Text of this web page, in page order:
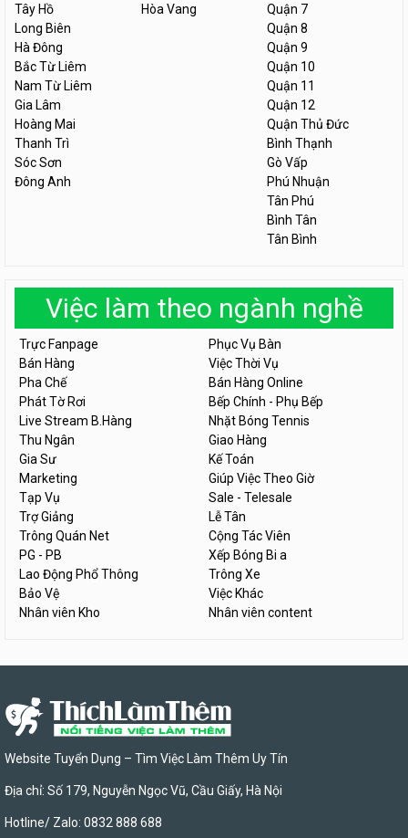
Tây Hồ
Long Biên
Hà Đông
Bắc Từ Liêm
Nam Từ Liêm
Gia Lâm
Hoàng Mai
Thanh Trì
Sóc Sơn
Đông Anh
Hòa Vang
Quận 7
Quận 8
Quận 9
Quận 10
Quận 11
Quận 12
Quận Thủ Đức
Bình Thạnh
Gò Vấp
Phú Nhuận
Tân Phú
Bình Tân
Tân Bình
Việc làm theo ngành nghề
Trực Fanpage
Phục Vụ Bàn
Bán Hàng
Việc Thời Vụ
Pha Chế
Bán Hàng Online
Phát Tờ Rơi
Bếp Chính - Phụ Bếp
Live Stream B.Hàng
Nhặt Bóng Tennis
Thu Ngân
Giao Hàng
Gia Sư
Kế Toán
Marketing
Giúp Việc Theo Giờ
Tạp Vụ
Sale - Telesale
Trợ Giảng
Lễ Tân
Trông Quán Net
Cộng Tác Viên
PG - PB
Xếp Bóng Bi a
Lao Động Phổ Thông
Trông Xe
Bảo Vệ
Việc Khác
Nhân viên Kho
Nhân viên content
Website Tuyển Dụng – Tìm Việc Làm Thêm Uy Tín
Địa chỉ: Số 179, Nguyễn Ngọc Vũ, Cầu Giấy, Hà Nội
Hotline/ Zalo: 0832 888 688